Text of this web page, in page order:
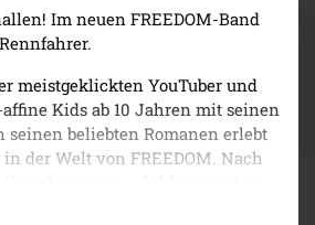
Im neuen FREEDOM-Band
meistgeklickten YouTuber und
Kids ab 10 Jahren mit seinen
beliebten Romanen erlebt
der Welt von FREEDOM. Nach
am Mount Schmeverest«,